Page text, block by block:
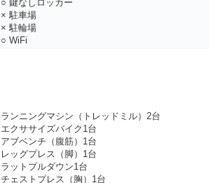
○ 鍵なしロッカー
× 駐車場
× 駐輪場
○ WiFi
ランニングマシン（トレッドミル）2台
エクササイズバイク1台
アブベンチ（腹筋）1台
レッグプレス（脚）1台
ラットプルダウン1台
チェストプレス（胸）1台